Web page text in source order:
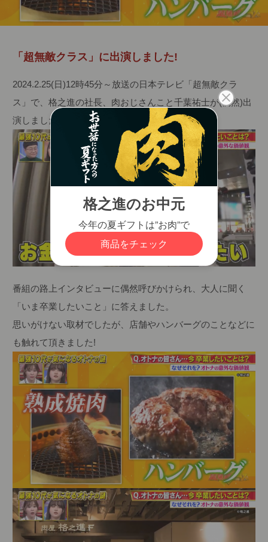
「超無敵クラス」に出演しました!
2024.2.25(日)12時45分～放送の日本テレビ「超無敵クラ
ス」で、格之進の社長、肉おじさんこと千葉祐士が(偶然)出
演しました!
番組の路上インタビューに偶然呼びかけられ、大人に聞く
「いま卒業したいこと」に答えました。
思いがけない取材でしたが、店舗やハンバーグのことなどに
も触れて頂きました!